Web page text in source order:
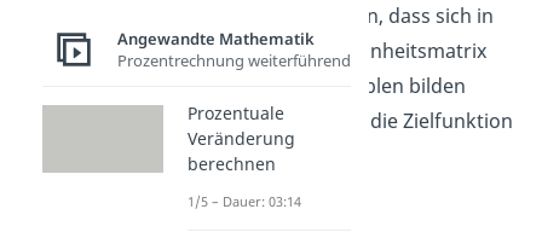
Ansonsten gilt weiterhin, dass sich in
der Normalform eine Einheitsmatrix
unter den Schlupfvariablen bilden
muss. Außerdem muss die Zielfunktion
maximierend sein.
Angewandte Mathematik
Prozentrechnung weiterführend
Prozentuale
Veränderung
berechnen
1/5 – Dauer: 03:14